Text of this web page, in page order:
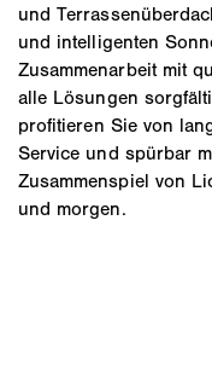
und
und intelligenten
Zusammenarbeit mit
alle Lösungen
profitieren Sie von
Service und spürbar
Zusammenspiel von
und morgen.